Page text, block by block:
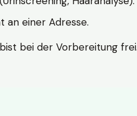
an einer Adresse.
bei der Vorbereitung